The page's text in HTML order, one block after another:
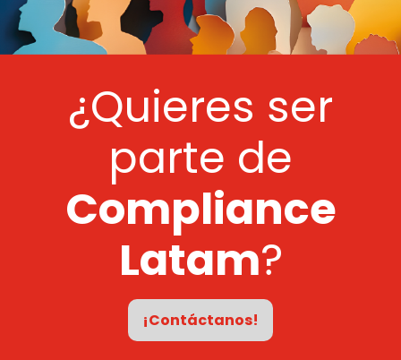
¿Quieres ser
parte de
Compliance
Latam?
¡Contáctanos!